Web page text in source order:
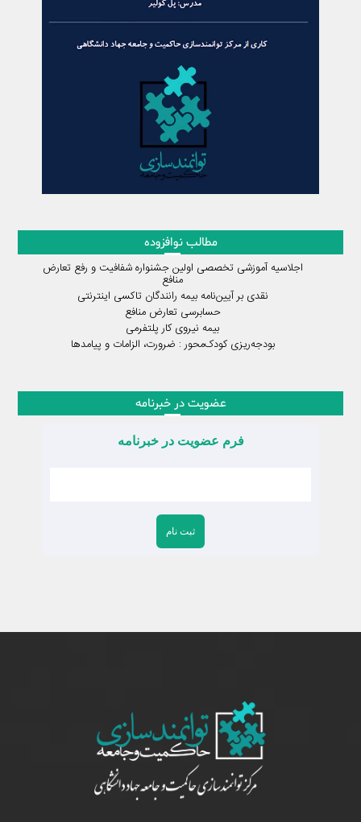
مطالب نوافزوده
اجلاسیه آموزشی تخصصی اولین جشنواره شفافیت و رفع تعارض
منافع
نقدی بر آیین‌نامه بیمه رانندگان تاکسی اینترنتی
حسابرسی تعارض منافع
بیمه نیروی کار پلتفرمی
بودجه‌ریزی کودک‌محور : ضرورت، الزامات و پیامدها
عضویت در خبرنامه
فرم عضویت در خبرنامه